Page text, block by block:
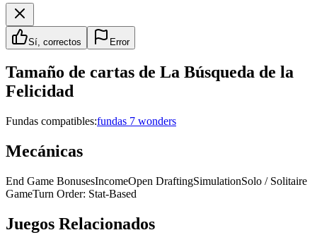
Sí, correctos Error
Tamaño de cartas de La Búsqueda de la
Felicidad
Fundas compatibles:fundas 7 wonders
Mecánicas
End Game BonusesIncomeOpen DraftingSimulationSolo / Solitaire
GameTurn Order: Stat-Based
Juegos Relacionados